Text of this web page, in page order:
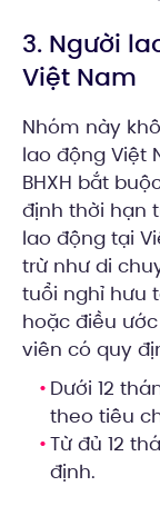
3. Người
Việt Nam
Nhóm này
lao động Việt
BHXH bắt
định thời hạn
lao động tại
trừ như di
tuổi nghỉ hưu
hoặc điều
viên có quy
Dưới 12
theo tiêu
Từ đủ 12
định.